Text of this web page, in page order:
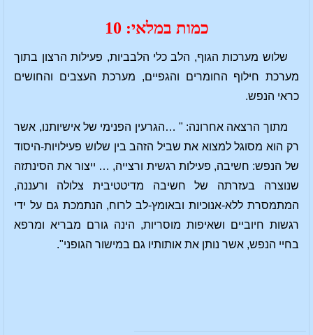
כמות במלאי: 10
שלוש מערכות הגוף, הלב כלי הלבביות, פעילות הרצון בתוך
מערכת חילוף החומרים והגפיים, מערכת העצבים והחושים
כראי הנפש.
מתוך הרצאה אחרונה: " …הגרעין הפנימי של אישיותנו, אשר
רק הוא מסוגל למצוא את שביל הזהב בין שלוש פעילויות-היסוד
של הנפש: חשיבה, פעילות רגשית ורצייה, … ייצור את הסינתזה
שנוצרה בעזרתה של חשיבה מדיטטיבית צלולה ורעננה,
המתמסרת ללא-אנוכיות ובאומץ-לב לרוח, הנתמכת גם על ידי
רגשות חיוביים ושאיפות מוסריות, הינה גורם מבריא ומרפא
בחיי הנפש, אשר נותן את אותותיו גם במישור הגופני".